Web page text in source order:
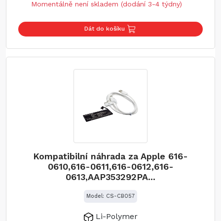
Momentálně není skladem (dodání 3-4 týdny)
Dát do košíku
Kompatibilní náhrada za Apple 616-
0610,616-0611,616-0612,616-
0613,AAP353292PA...
Model: CS-CB057
Li-Polymer